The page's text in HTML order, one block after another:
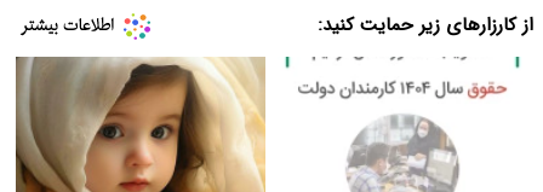
از کارزارهای زیر حمایت کنید: